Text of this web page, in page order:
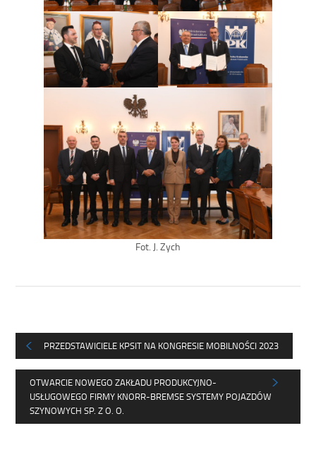
Fot. J. Zych
PRZEDSTAWICIELE KPSIT NA KONGRESIE MOBILNOŚCI 2023
OTWARCIE NOWEGO ZAKŁADU PRODUKCYJNO-
USŁUGOWEGO FIRMY KNORR-BREMSE SYSTEMY POJAZDÓW
SZYNOWYCH SP. Z O. O.